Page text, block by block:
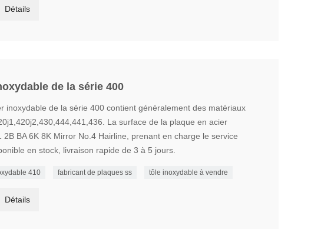
Détails
de la série 400
inoxydable de la série 400 contient généralement des matériaux
La surface de la plaque en acier
2B BA 6K 8K Mirror No.4 Hairline, prenant en charge le service
en stock, livraison rapide de 3 à 5 jours.
410 fabricant de plaques ss tôle inoxydable à vendre
Détails